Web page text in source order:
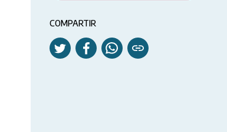
COMPARTIR